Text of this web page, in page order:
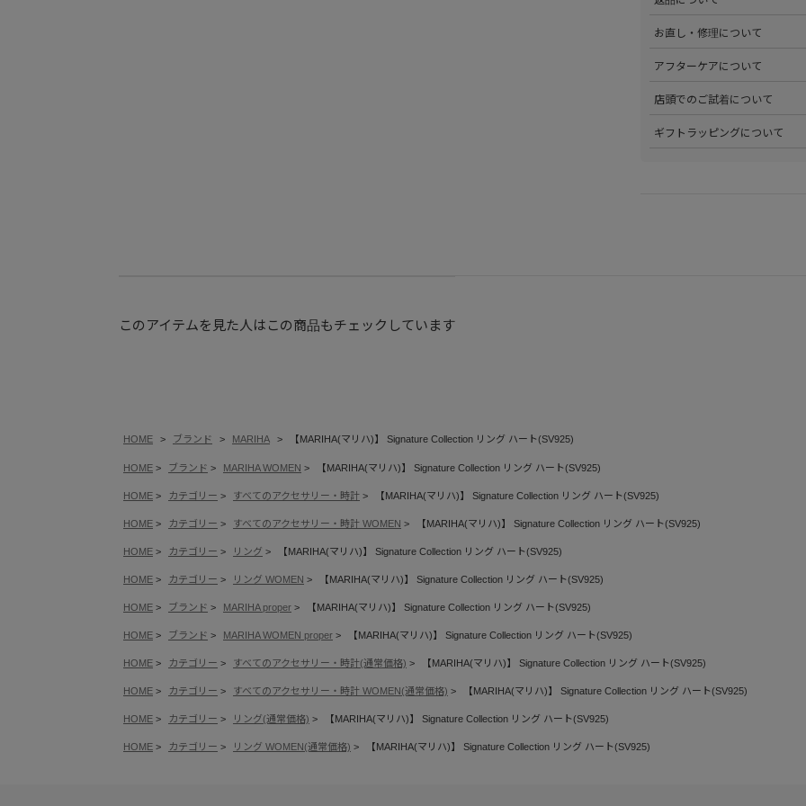
・PayPay
分割払いやご利用可能なクレ
す。
発行中のクーポンはマイペー
確認ください。
お直し・修理について
>修理については内容を確認
詳しくはこちらをご覧ください
アフターケアについて
店頭でのご試着について
くはこちらをご覧ください。
ギフトラッピングについて
このアイテムを見た人はこの商品もチェックしています
HOME ブランド MARIHA 【MARIHA(マリハ)】 Signature Collection リング ハート(SV925)
HOME ブランド MARIHA WOMEN 【MARIHA(マリハ)】 Signature Collection リング ハート(SV925)
HOME カテゴリー すべてのアクセサリー・時計 【MARIHA(マリハ)】 Signature Collection リング ハート(SV925)
HOME カテゴリー すべてのアクセサリー・時計 WOMEN 【MARIHA(マリハ)】 Signature Collection リング ハート(SV925)
HOME カテゴリー リング 【MARIHA(マリハ)】 Signature Collection リング ハート(SV925)
HOME カテゴリー リング WOMEN 【MARIHA(マリハ)】 Signature Collection リング ハート(SV925)
HOME ブランド MARIHA proper 【MARIHA(マリハ)】 Signature Collection リング ハート(SV925)
HOME ブランド MARIHA WOMEN proper 【MARIHA(マリハ)】 Signature Collection リング ハート(SV925)
HOME カテゴリー すべてのアクセサリー・時計(通常価格) 【MARIHA(マリハ)】 Signature Collection リング ハート(SV925)
HOME カテゴリー すべてのアクセサリー・時計 WOMEN(通常価格) 【MARIHA(マリハ)】 Signature Collection リング ハート(SV925)
HOME カテゴリー リング(通常価格) 【MARIHA(マリハ)】 Signature Collection リング ハート(SV925)
HOME カテゴリー リング WOMEN(通常価格) 【MARIHA(マリハ)】 Signature Collection リング ハート(SV925)